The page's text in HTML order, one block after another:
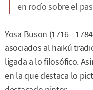
en rocío sobre el
Yosa Buson (1716 -
asociados al haikú
ligada a lo filosófico.
en la que destaca lo